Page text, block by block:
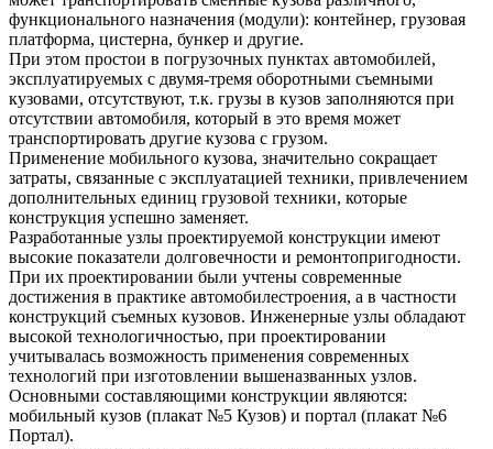
функционального назначения (модули): контейнер, грузовая
платформа, цистерна, бункер и другие.
При этом простои в погрузочных пунктах автомобилей,
эксплуатируемых с двумя-тремя оборотными съемными
кузовами, отсутствуют, т.к. грузы в кузов заполняются при
отсутствии автомобиля, который в это время может
транспортировать другие кузова с грузом.
Применение мобильного кузова, значительно сокращает
затраты, связанные с эксплуатацией техники, привлечением
дополнительных единиц грузовой техники, которые
конструкция успешно заменяет.
Разработанные узлы проектируемой конструкции имеют
высокие показатели долговечности и ремонтопригодности.
При их проектировании были учтены современные
достижения в практике автомобилестроения, а в частности
конструкций съемных кузовов. Инженерные узлы обладают
высокой технологичностью, при проектировании
учитывалась возможность применения современных
технологий при изготовлении вышеназванных узлов.
Основными составляющими конструкции являются:
мобильный кузов (плакат №5 Кузов) и портал (плакат №6
Портал).